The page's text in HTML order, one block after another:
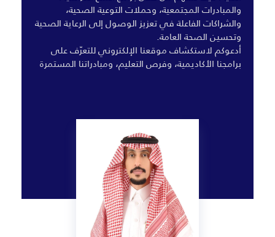
والمبادرات المجتمعية، وحملات التوعية الصحية،
والشراكات الفاعلة في تعزيز الوصول إلى الرعاية الصحية
وتحسين الصحة العامة.
أدعوكم لاستكشاف موقعنا الإلكتروني للتعرّف على
برامجنا الأكاديمية، وفرص التعليم، ومبادراتنا المستمرة